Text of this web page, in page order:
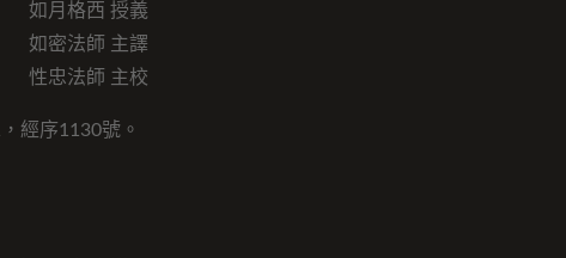
如月格西 授義
如密法師 主譯
性忠法師 主校
經序1130號。